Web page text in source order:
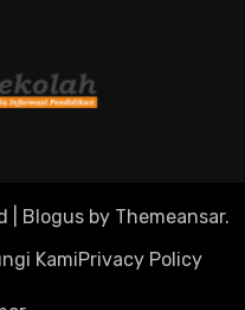
Blogusby Themeansar.
KamiPrivacy Policy